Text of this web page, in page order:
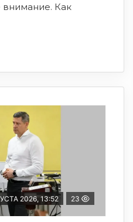
Как
2026, 13:52 23